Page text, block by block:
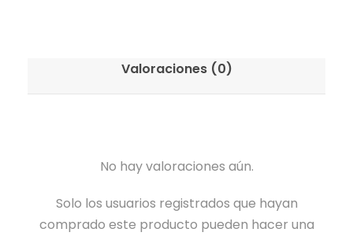
Valoraciones (0)
No hay valoraciones aún.
Solo los usuarios registrados que hayan
comprado este producto pueden hacer una